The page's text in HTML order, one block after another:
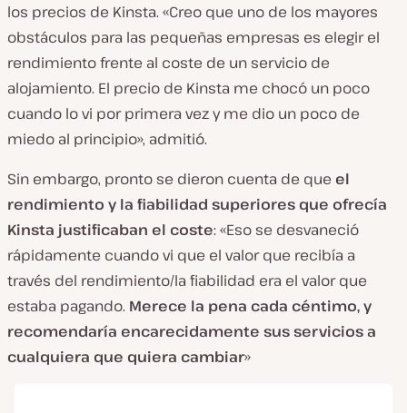
los precios de Kinsta. «Creo que uno de los mayores
obstáculos para las pequeñas empresas es elegir el
rendimiento frente al coste de un servicio de
alojamiento. El precio de Kinsta me chocó un poco
cuando lo vi por primera vez y me dio un poco de
miedo al principio», admitió.
Sin embargo, pronto se dieron cuenta de que el
rendimiento y la fiabilidad superiores que ofrecía
Kinsta justificaban el coste: «Eso se desvaneció
rápidamente cuando vi que el valor que recibía a
través del rendimiento/la fiabilidad era el valor que
estaba pagando. Merece la pena cada céntimo, y
recomendaría encarecidamente sus servicios a
cualquiera que quiera cambiar»